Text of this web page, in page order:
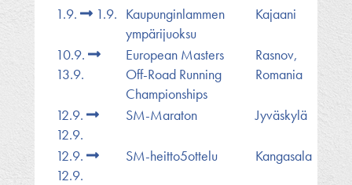
1.9.
1.9. Kaupunginlammen
ympärijuoksu
Kajaani
10.9.
13.9.
European Masters
Off-Road Running
Championships
Rasnov,
Romania
12.9.
12.9.
SM-Maraton Jyväskylä
12.9.
12.9.
SM-heitto5ottelu Kangasala